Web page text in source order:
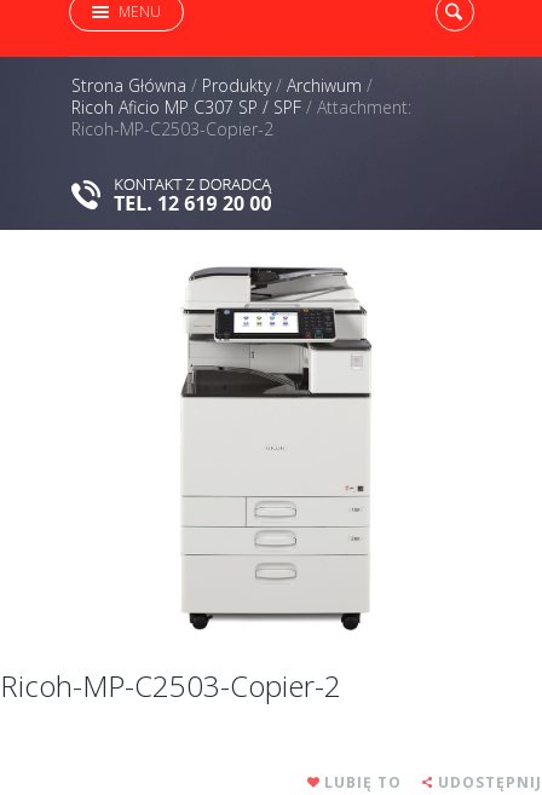
MENU
Strona Główna / Produkty/ Archiwum /
Ricoh Aficio MP C307 SP / SPF / Attachment:
Ricoh-MP-C2503-Copier-2
Ricoh-MP-C2503-Copier-2
LUBIĘ TO UDOSTĘPNIJ